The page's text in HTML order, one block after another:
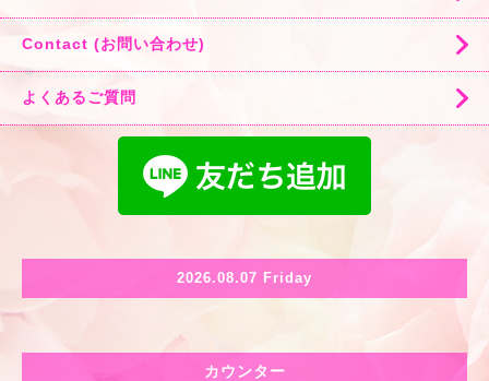
Contact (お問い合わせ)
よくあるご質問
2026.08.07 Friday
カウンター